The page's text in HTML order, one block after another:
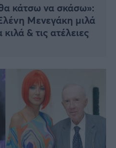
κάτσω να σκάσω»:
Μενεγάκη μιλά
& τις ατέλειες